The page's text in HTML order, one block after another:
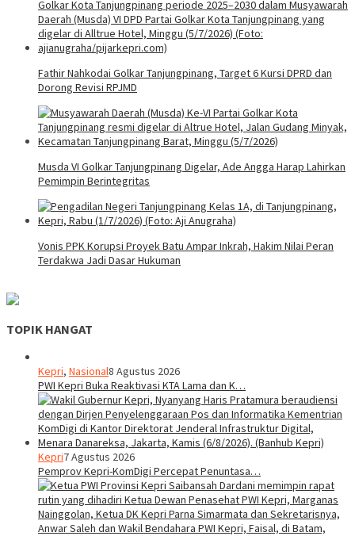
Fathir Nahkodai Golkar Tanjungpinang, Target 6 Kursi DPRD dan
Dorong Revisi RPJMD
Musda VI Golkar Tanjungpinang Digelar, Ade Angga Harap Lahirkan
Pemimpin Berintegritas
Vonis PPK Korupsi Proyek Batu Ampar Inkrah, Hakim Nilai Peran
Terdakwa Jadi Dasar Hukuman
TOPIK HANGAT
Kepri, Nasional8 Agustus 2026
PWI Kepri Buka Reaktivasi KTA Lama dan K…
Kepri7 Agustus 2026
Pemprov Kepri-KomDigi Percepat Penuntasa…